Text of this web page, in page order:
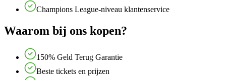
Champions League-niveau klantenservice
Waarom bij ons kopen?
150% Geld Terug Garantie
Beste tickets en prijzen